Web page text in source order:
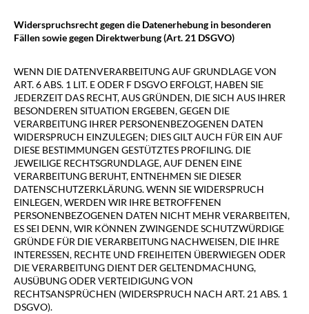
Widerspruchsrecht gegen die Datenerhebung in besonderen
Fällen sowie gegen Direktwerbung (Art. 21 DSGVO)
WENN DIE DATENVERARBEITUNG AUF GRUNDLAGE VON
ART. 6 ABS. 1 LIT. E ODER F DSGVO ERFOLGT, HABEN SIE
JEDERZEIT DAS RECHT, AUS GRÜNDEN, DIE SICH AUS IHRER
BESONDEREN SITUATION ERGEBEN, GEGEN DIE
VERARBEITUNG IHRER PERSONENBEZOGENEN DATEN
WIDERSPRUCH EINZULEGEN; DIES GILT AUCH FÜR EIN AUF
DIESE BESTIMMUNGEN GESTÜTZTES PROFILING. DIE
JEWEILIGE RECHTSGRUNDLAGE, AUF DENEN EINE
VERARBEITUNG BERUHT, ENTNEHMEN SIE DIESER
DATENSCHUTZERKLÄRUNG. WENN SIE WIDERSPRUCH
EINLEGEN, WERDEN WIR IHRE BETROFFENEN
PERSONENBEZOGENEN DATEN NICHT MEHR VERARBEITEN,
ES SEI DENN, WIR KÖNNEN ZWINGENDE SCHUTZWÜRDIGE
GRÜNDE FÜR DIE VERARBEITUNG NACHWEISEN, DIE IHRE
INTERESSEN, RECHTE UND FREIHEITEN ÜBERWIEGEN ODER
DIE VERARBEITUNG DIENT DER GELTENDMACHUNG,
AUSÜBUNG ODER VERTEIDIGUNG VON
RECHTSANSPRÜCHEN (WIDERSPRUCH NACH ART. 21 ABS. 1
DSGVO).